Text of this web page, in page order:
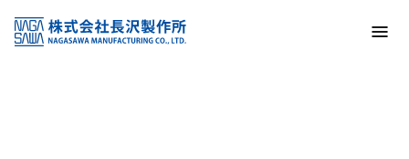
KSS加盟店・取扱店情報
店舗一覧